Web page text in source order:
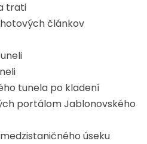
trati
hotových článkov
tunela po kladení
portálom Jablonovského
úseku